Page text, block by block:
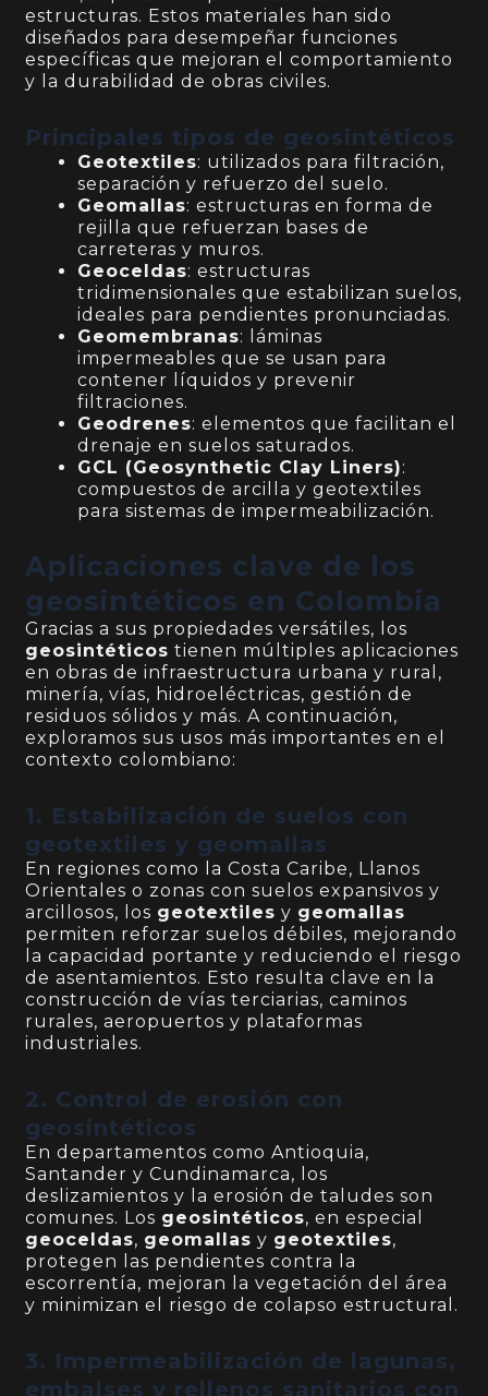
estructuras. Estos materiales han sido
diseñados para desempeñar funciones
específicas que mejoran el comportamiento
y la durabilidad de obras civiles.
Principales tipos de geosintéticos
Geotextiles: utilizados para filtración,
separación y refuerzo del suelo.
Geomallas: estructuras en forma de
rejilla que refuerzan bases de
carreteras y muros.
Geoceldas: estructuras
tridimensionales que estabilizan suelos,
ideales para pendientes pronunciadas.
Geomembranas: láminas
impermeables que se usan para
contener líquidos y prevenir
filtraciones.
Geodrenes: elementos que facilitan el
drenaje en suelos saturados.
GCL (Geosynthetic Clay Liners):
compuestos de arcilla y geotextiles
para sistemas de impermeabilización.
Aplicaciones clave de los
geosintéticos en Colombia
Gracias a sus propiedades versátiles, los
geosintéticos tienen múltiples aplicaciones
en obras de infraestructura urbana y rural,
minería, vías, hidroeléctricas, gestión de
residuos sólidos y más. A continuación,
exploramos sus usos más importantes en el
contexto colombiano:
1. Estabilización de suelos con
geotextiles y geomallas
En regiones como la Costa Caribe, Llanos
Orientales o zonas con suelos expansivos y
arcillosos, los geotextiles y geomallas
permiten reforzar suelos débiles, mejorando
la capacidad portante y reduciendo el riesgo
de asentamientos. Esto resulta clave en la
construcción de vías terciarias, caminos
rurales, aeropuertos y plataformas
industriales.
2. Control de erosión con
geosintéticos
En departamentos como Antioquia,
Santander y Cundinamarca, los
deslizamientos y la erosión de taludes son
comunes. Los geosintéticos, en especial
geoceldas, geomallas y geotextiles,
protegen las pendientes contra la
escorrentía, mejoran la vegetación del área
y minimizan el riesgo de colapso estructural.
3. Impermeabilización de lagunas,
embalses y rellenos sanitarios con